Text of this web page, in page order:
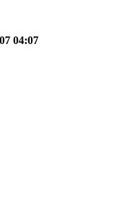
04:07